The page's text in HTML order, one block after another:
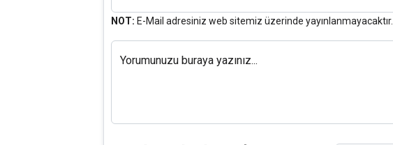
NOT: E-Mail adresiniz web sitemiz üzerinde yayınlanmayacaktır.
Yorumunuzu buraya yazınız...